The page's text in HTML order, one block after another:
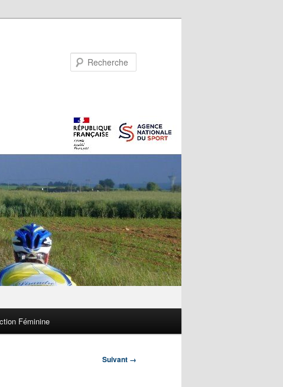
Féminine
Suivant →